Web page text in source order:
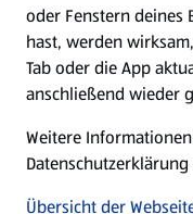
Folge uns hier:
oder Fenstern deines
hast, werden
Tab oder die App
anschließend wieder
Weitere
Übersicht der